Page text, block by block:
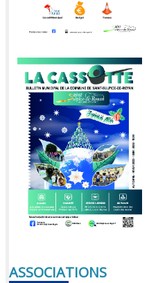
ASSOCIATIONS